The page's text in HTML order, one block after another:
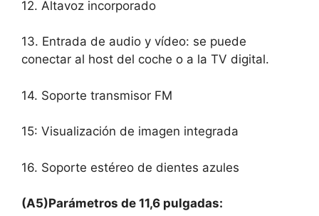
12. Altavoz incorporado
13. Entrada de audio y vídeo: se puede
conectar al host del coche o a la TV digital.
14. Soporte transmisor FM
15: Visualización de imagen integrada
16. Soporte estéreo de dientes azules
(A5)Parámetros de 11,6 pulgadas: